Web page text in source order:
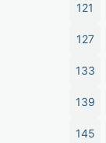
121
127
133
139
145